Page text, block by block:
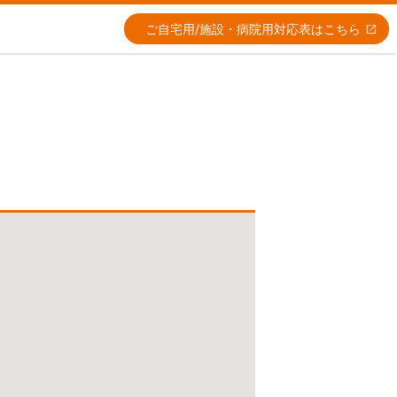
ご自宅用/施設・病院用対応表はこちら